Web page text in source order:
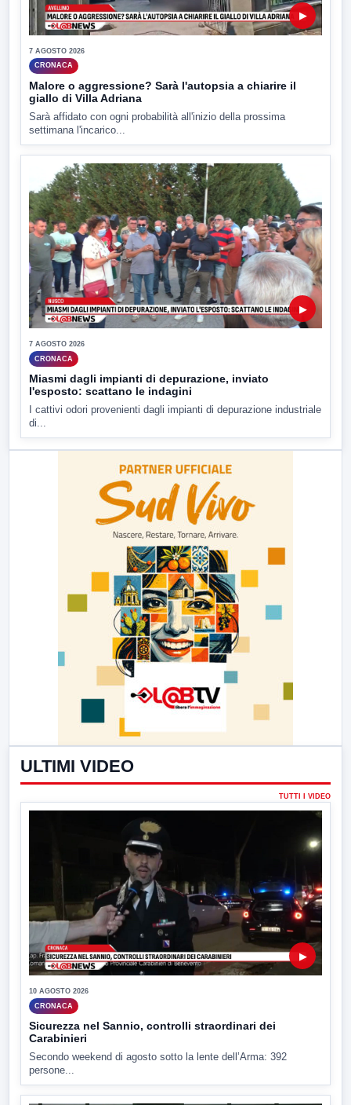
▶
7 AGOSTO 2026
CRONACA
Malore o aggressione? Sarà l'autopsia a chiarire il
giallo di Villa Adriana
Sarà affidato con ogni probabilità all'inizio della prossima
settimana l'incarico...
▶
7 AGOSTO 2026
CRONACA
Miasmi dagli impianti di depurazione, inviato
l'esposto: scattano le indagini
I cattivi odori provenienti dagli impianti di depurazione industriale
di...
ULTIMI VIDEO
TUTTI I VIDEO
▶
10 AGOSTO 2026
CRONACA
Sicurezza nel Sannio, controlli straordinari dei
Carabinieri
Secondo weekend di agosto sotto la lente dell’Arma: 392
persone...